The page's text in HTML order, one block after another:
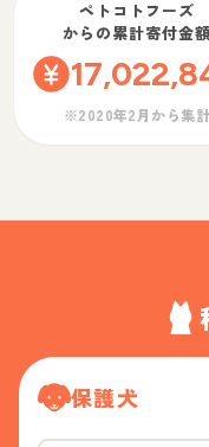
ペトコトフーズ
からの累計寄付金額
※2020年2月から集計
保護犬